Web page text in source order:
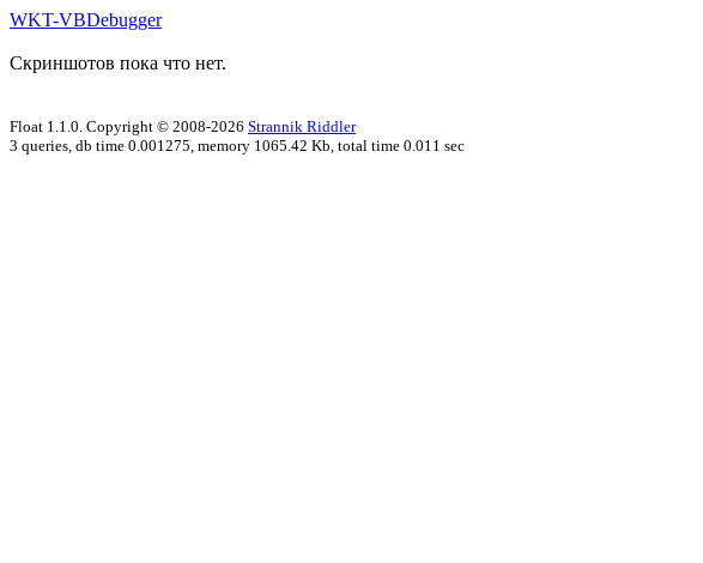
WKT-VBDebugger
Скриншотов пока что нет.
Float 1.1.0. Copyright © 2008-2026 Strannik Riddler
3 queries, db time 0.001275, memory 1065.42 Kb, total time 0.011 sec